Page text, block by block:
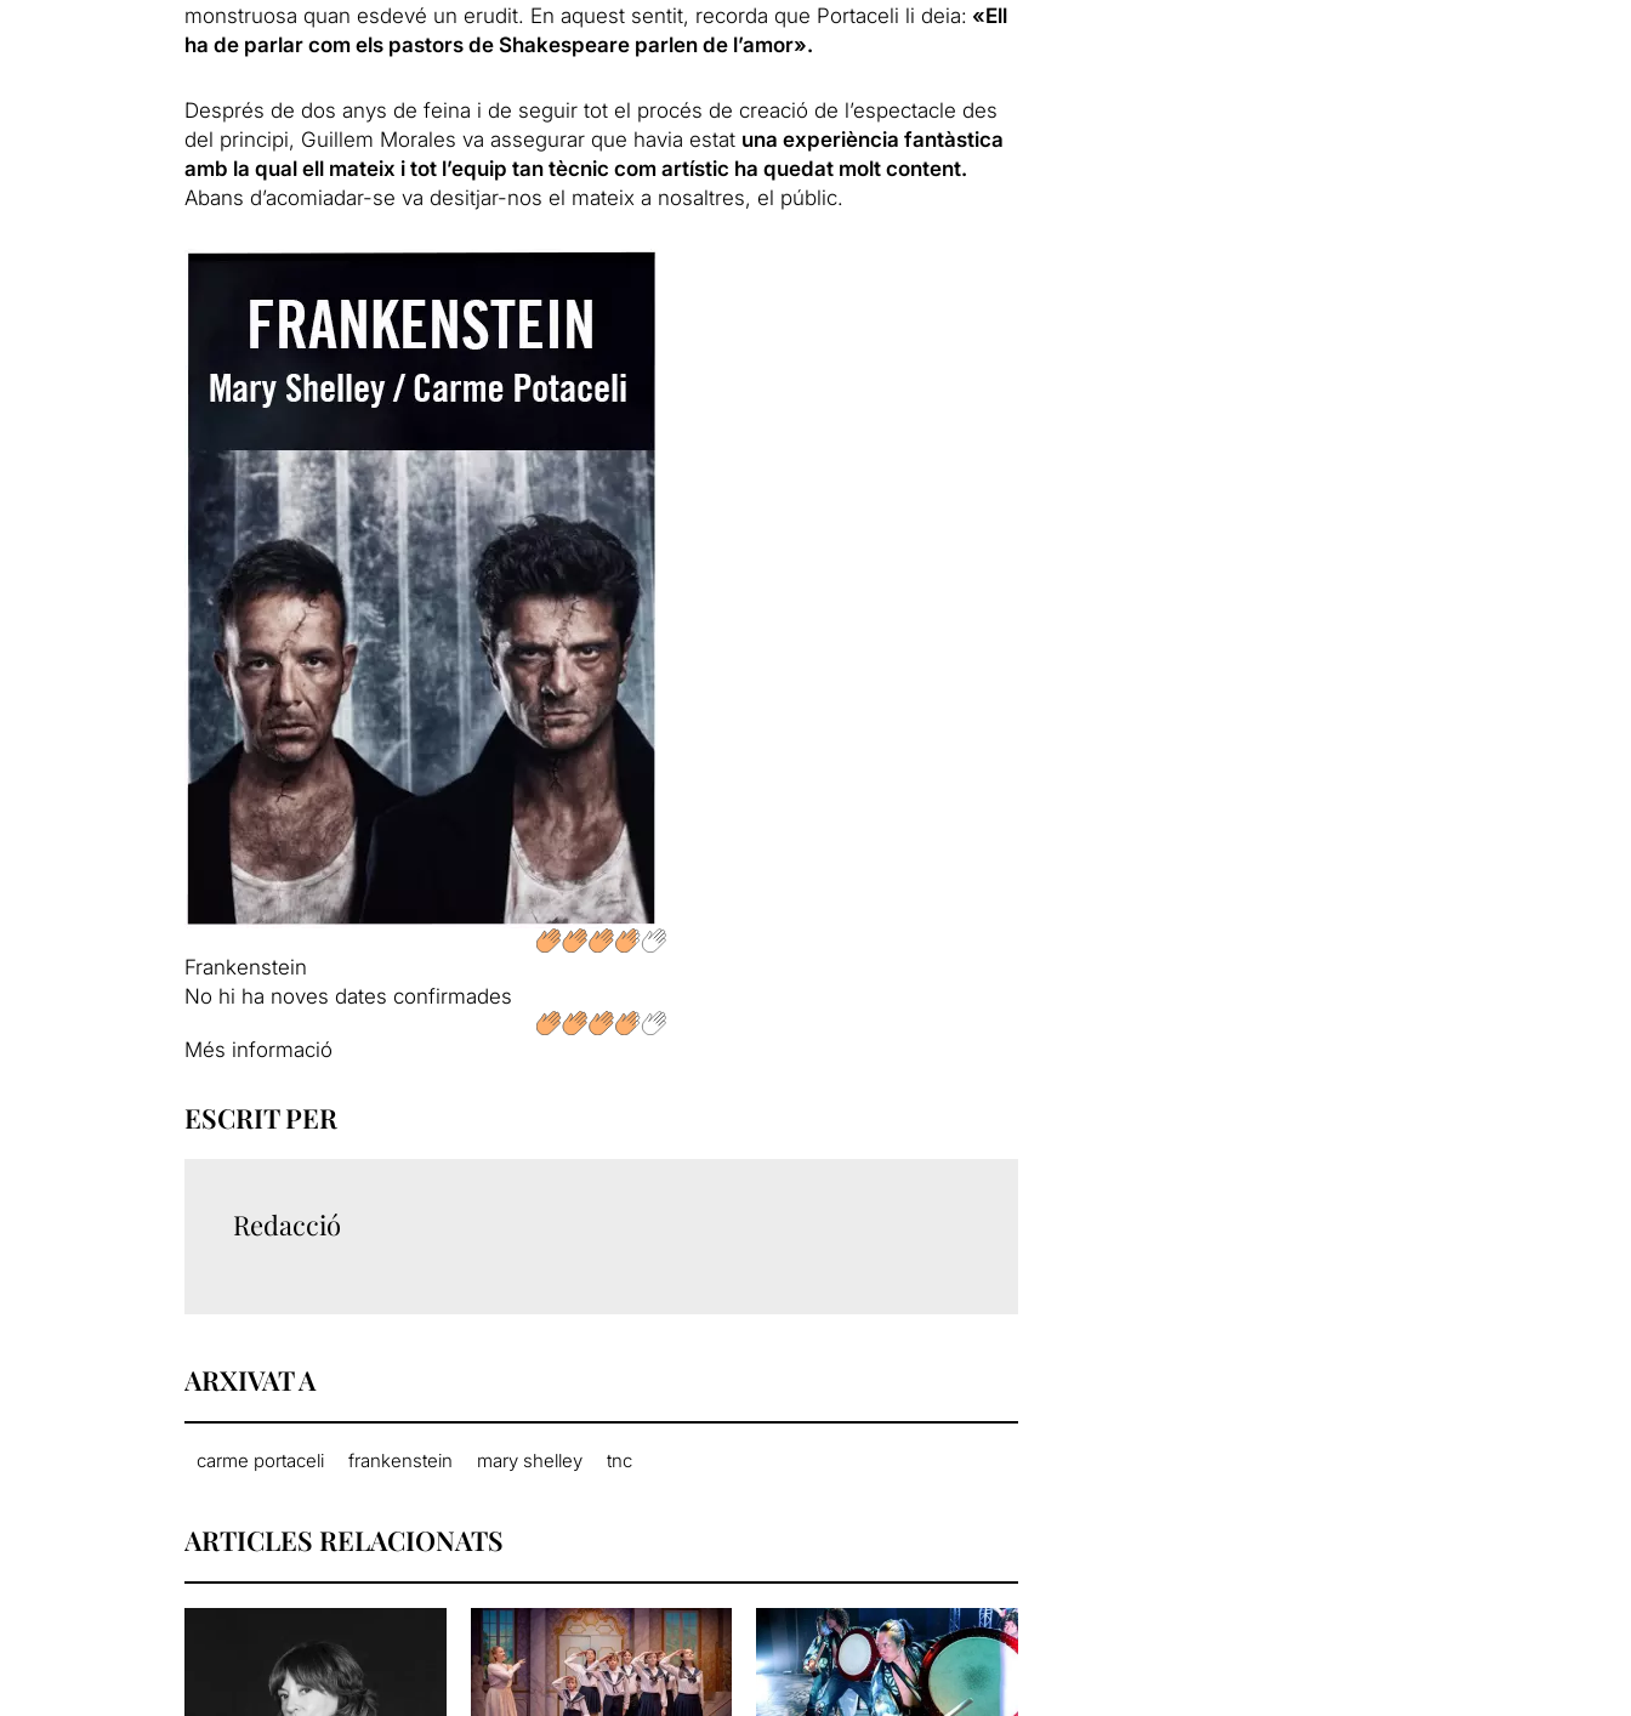
monstruosa quan esdevé un erudit. En aquest sentit, recorda que Portaceli li deia: «Ell
ha de parlar com els pastors de Shakespeare parlen de l’amor».
Després de dos anys de feina i de seguir tot el procés de creació de l’espectacle des
del principi, Guillem Morales va assegurar que havia estat una experiència fantàstica
amb la qual ell mateix i tot l’equip tan tècnic com artístic ha quedat molt content.
Abans d’acomiadar-se va desitjar-nos el mateix a nosaltres, el públic.
Frankenstein
No hi ha noves dates confirmades
Més informació
ESCRIT PER
Redacció
ARXIVAT A
carme portaceli frankenstein mary shelley tnc
ARTICLES RELACIONATS